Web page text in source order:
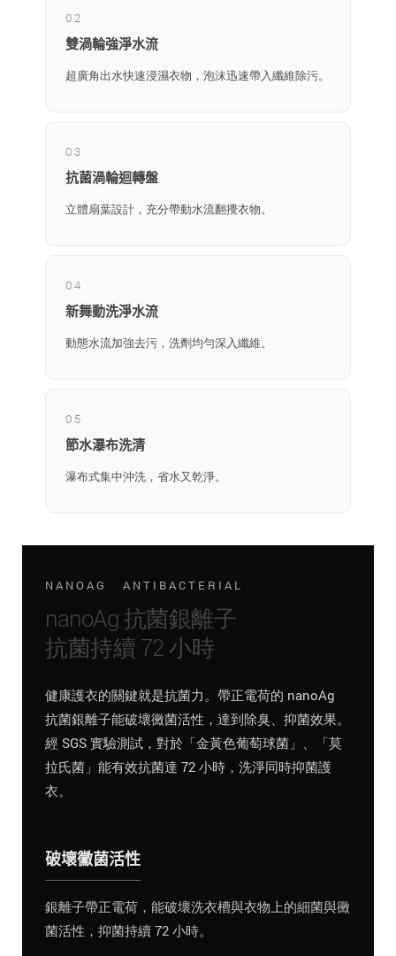
02
雙渦輪強淨水流
超廣角出水快速浸濕衣物，泡沫迅速帶入纖維除污。
03
抗菌渦輪迴轉盤
立體扇葉設計，充分帶動水流翻攪衣物。
04
新舞動洗淨水流
動態水流加強去污，洗劑均勻深入纖維。
05
節水瀑布洗清
瀑布式集中沖洗，省水又乾淨。
NANOAG ANTIBACTERIAL
nanoAg 抗菌銀離子
抗菌持續 72 小時
健康護衣的關鍵就是抗菌力。帶正電荷的 nanoAg
抗菌銀離子能破壞黴菌活性，達到除臭、抑菌效果。
經 SGS 實驗測試，對於「金黃色葡萄球菌」、「莫
拉氏菌」能有效抗菌達 72 小時，洗淨同時抑菌護
衣。
破壞黴菌活性
銀離子帶正電荷，能破壞洗衣槽與衣物上的細菌與黴
菌活性，抑菌持續 72 小時。